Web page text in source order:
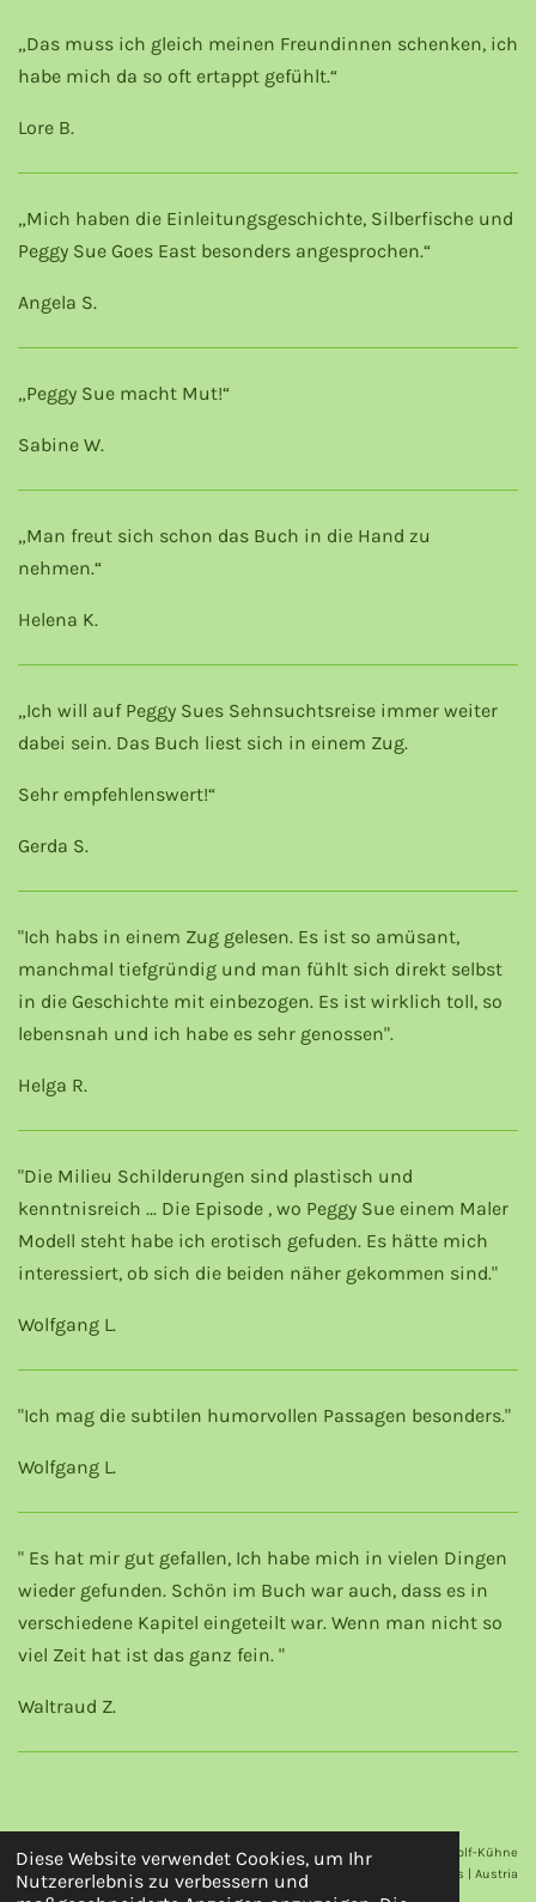
Diese Website verwendet Cookies, um Ihr
Nutzererlebnis zu verbessern und
„Das muss ich gleich meinen Freundinnen schenken, ich
habe mich da so oft ertappt gefühlt.“
Lore B.
„Mich haben die Einleitungsgeschichte, Silberfische und
Peggy Sue Goes East besonders angesprochen.“
Angela S.
„Peggy Sue macht Mut!“
Sabine W.
„Man freut sich schon das Buch in die Hand zu
nehmen.“
Helena K.
„Ich will auf Peggy Sues Sehnsuchtsreise immer weiter
dabei sein. Das Buch liest sich in einem Zug.
Sehr empfehlenswert!“
Gerda S.
"Ich habs in einem Zug gelesen. Es ist so amüsant,
manchmal tiefgründig und man fühlt sich direkt selbst
in die Geschichte mit einbezogen. Es ist wirklich toll, so
lebensnah und ich habe es sehr genossen".
Helga R.
"Die Milieu Schilderungen sind plastisch und
kenntnisreich ... Die Episode , wo Peggy Sue einem Maler
Modell steht habe ich erotisch gefuden. Es hätte mich
interessiert, ob sich die beiden näher gekommen sind."
Wolfgang L.
"Ich mag die subtilen humorvollen Passagen besonders."
Wolfgang L.
" Es hat mir gut gefallen, Ich habe mich in vielen Dingen
wieder gefunden. Schön im Buch war auch, dass es in
verschiedene Kapitel eingeteilt war. Wenn man nicht so
viel Zeit hat ist das ganz fein. "
Waltraud Z.
Mag. Maria Kandolf-Kühne
6176 Völs | Austria